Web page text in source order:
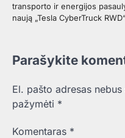
transporto ir energijos
naują „Tesla CyberTruck
Parašykite
El. pašto adresas
pažymėti *
Komentaras *